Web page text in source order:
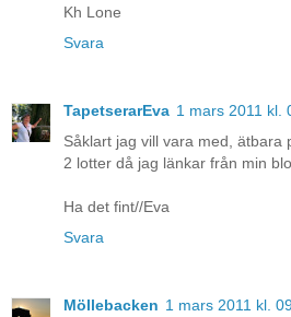
Kh Lone
Svara
TapetserarEva 1 mars 2011 kl.
Såklart jag vill vara med, ätbara
2 lotter då jag länkar från min
Ha det fint//Eva
Svara
Möllebacken 1 mars 2011 kl.